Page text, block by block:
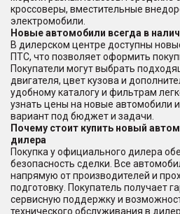
кроссоверы, вместительные
электромобили.
Новые автомобили всегда в
В дилерском центре доступны
ПТС, что позволяет оформить
Покупатели могут выбрать
двигателя, цвет кузова и
удобному каталогу и фильтрам
узнать цены на новые автомобили
вариант под бюджет и задачи.
Почему стоит купить новый
дилера
Покупка у официального дилера
безопасность сделки. Все
напрямую от производителей и
подготовку. Покупатель получает
сервисную поддержку и
технического обслуживания в